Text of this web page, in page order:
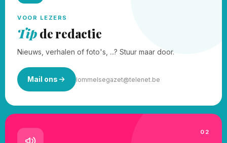
VOOR LEZERS
Tipde redactie
Nieuws, verhalen of foto's, ...? Stuur maar door.
Mail ons lommelsegazet@telenet.be
02